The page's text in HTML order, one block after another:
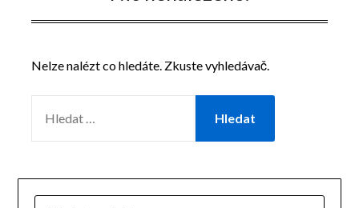
Nelze nalézt co hledáte. Zkuste vyhledávač.